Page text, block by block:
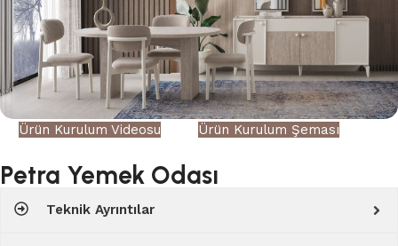
Ürün Kurulum Videosu Ürün Kurulum Şeması
Petra Yemek Odası
Teknik Ayrıntılar